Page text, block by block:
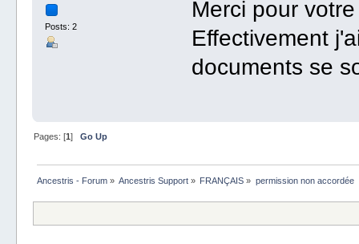
Posts: 2
Merci pour
Effectivement
documents se
Pages: [1 ] Go Up
Ancestris - Forum» Ancestris Support » FRANÇAIS » permission non accordée